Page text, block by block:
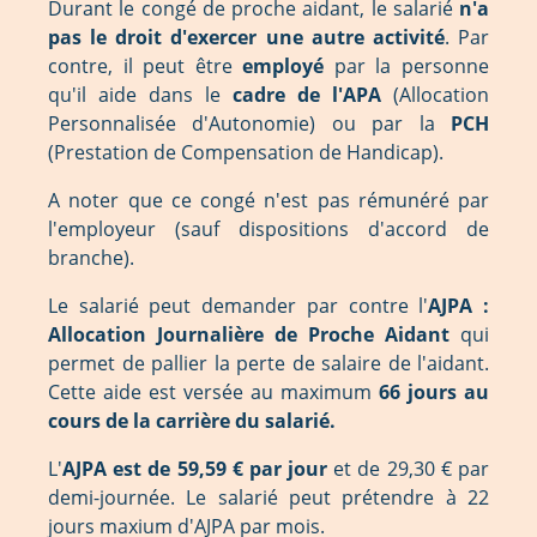
Durant le congé de proche aidant, le salarié n'a
pas le droit d'exercer une autre activité. Par
contre, il peut êtreemployé par la personne
qu'il aide dans le cadre de l'APA (Allocation
Personnalisée d'Autonomie) ou par la PCH
(Prestation de Compensation de Handicap).
A noter que ce congé n'est pas rémunéré par
l'employeur (sauf dispositions d'accord de
branche).
Le salarié peut demander par contre l'AJPA :
Allocation Journalière de Proche Aidant qui
permet de pallier la perte de salaire de l'aidant.
Cette aide est versée au maximum 66 jours au
cours de la carrière du salarié.
L'AJPA est de 59,59 € par jour et de 29,30 € par
demi-journée. Le salarié peut prétendre à 22
jours maxium d'AJPA par mois.